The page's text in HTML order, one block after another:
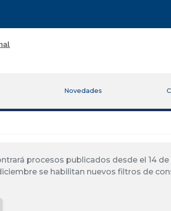
Novedades
procesos publicados desde el 14
se habilitan nuevos filtros de